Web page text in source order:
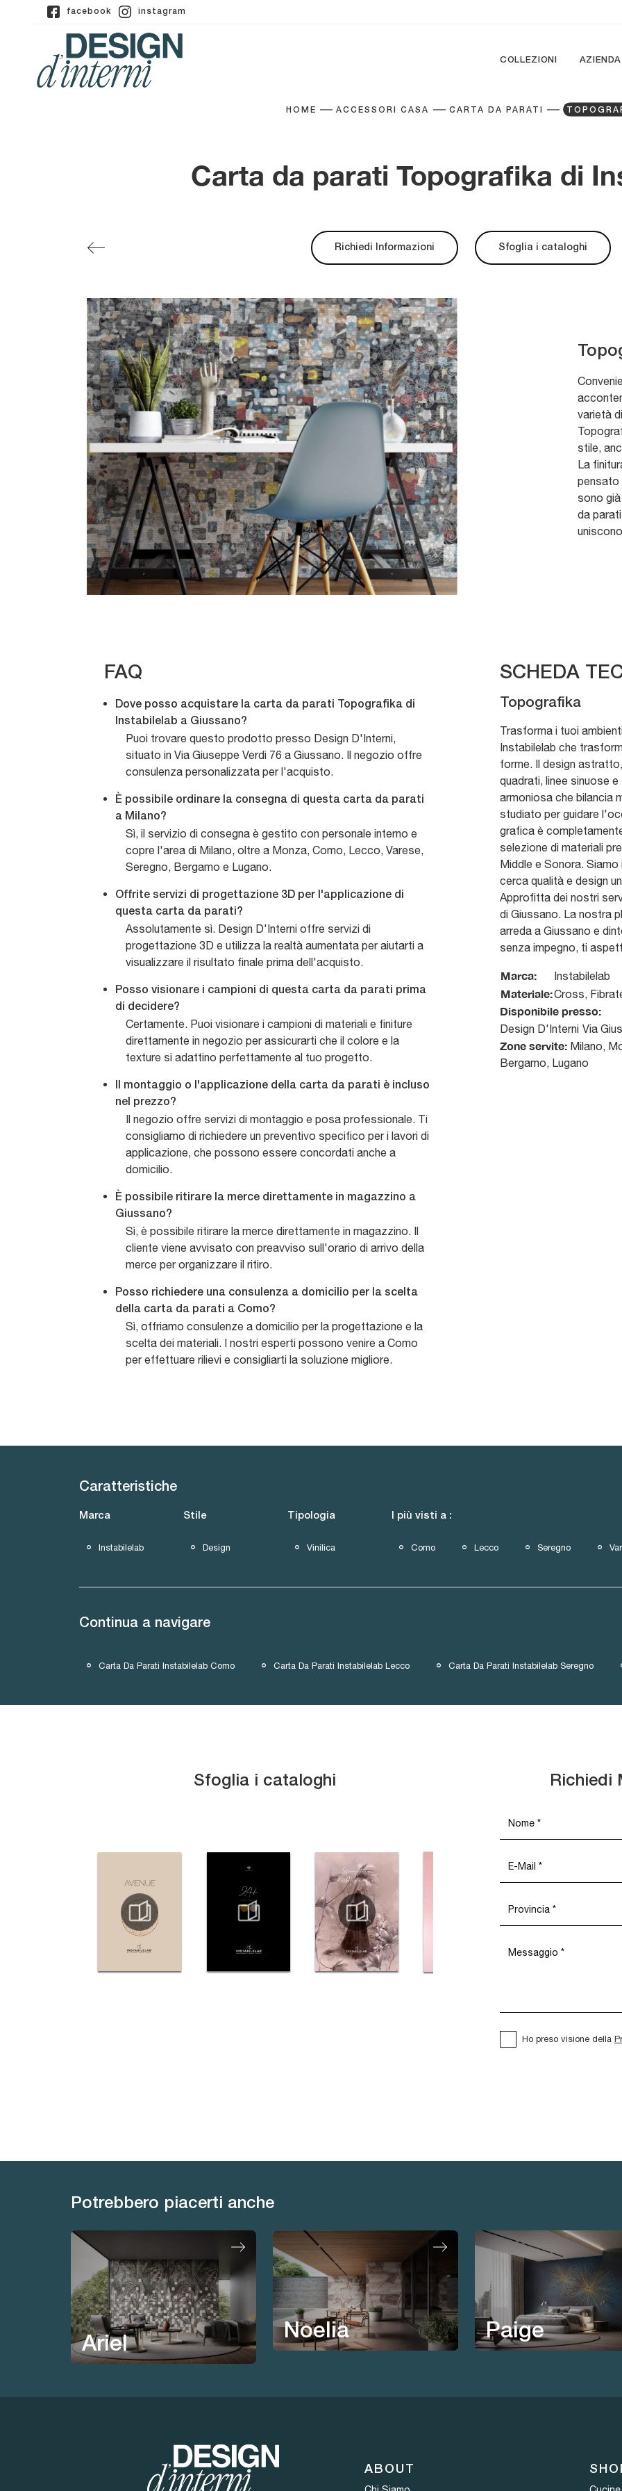
facebook instagram
COLLEZIONI AZIENDA
HOME ACCESSORI CASA CARTA DA PARATI
Carta da parati Topografika di
Richiedi Informazioni Sfoglia i cataloghi
varietà
stile,
La
pensato
sono
da
FAQ
Dove posso acquistare la carta da parati Topografika di
Instabilelab a Giussano?
Puoi trovare questo prodotto presso Design D'Interni,
situato in Via Giuseppe Verdi 76 a Giussano. Il negozio offre
consulenza personalizzata per l'acquisto.
È possibile ordinare la consegna di questa carta da parati
a Milano?
Sì, il servizio di consegna è gestito con personale interno e
copre l'area di Milano, oltre a Monza, Como, Lecco, Varese,
Seregno, Bergamo e Lugano.
Offrite servizi di progettazione 3D per l'applicazione di
questa carta da parati?
Assolutamente sì. Design D'Interni offre servizi di
progettazione 3D e utilizza la realtà aumentata per aiutarti a
visualizzare il risultato finale prima dell'acquisto.
Posso visionare i campioni di questa carta da parati prima
di decidere?
Certamente. Puoi visionare i campioni di materiali e finiture
direttamente in negozio per assicurarti che il colore e la
texture si adattino perfettamente al tuo progetto.
Il montaggio o l'applicazione della carta da parati è incluso
nel prezzo?
Il negozio offre servizi di montaggio e posa professionale. Ti
consigliamo di richiedere un preventivo specifico per i lavori di
applicazione, che possono essere concordati anche a
domicilio.
È possibile ritirare la merce direttamente in magazzino a
Giussano?
Sì, è possibile ritirare la merce direttamente in magazzino. Il
cliente viene avvisato con preavviso sull'orario di arrivo della
merce per organizzare il ritiro.
Posso richiedere una consulenza a domicilio per la scelta
della carta da parati a Como?
Sì, offriamo consulenze a domicilio per la progettazione e la
scelta dei materiali. I nostri esperti possono venire a Como
per effettuare rilievi e consigliarti la soluzione migliore.
SCHEDA
Topografika
Trasforma i tuoi
Instabilelab che
forme. Il design
quadrati, linee sinuose
armoniosa che bilancia
studiato per guidare
grafica è
selezione di materiali
Middle e Sonora.
cerca qualità e design
Approfitta dei nostri
di Giussano. La nostra
arreda a Giussano e
senza impegno, ti
Marca: Instabilelab
Materiale:Cross,
Disponibile presso:
Design D'Interni Via
Zone servite: Milano,
Bergamo, Lugano
Caratteristiche
Marca
Instabilelab
Stile
Design
Tipologia
Vinilica
I più visti a :
Como Lecco Seregno
Continua a navigare
Carta Da Parati Instabilelab Como Carta Da Parati Instabilelab Lecco Carta Da Parati Instabilelab Seregno
Sfoglia i cataloghi Richiedi
Ho preso visione della
Potrebbero piacerti anche
Ariel
Noelia Paige
ABOUT